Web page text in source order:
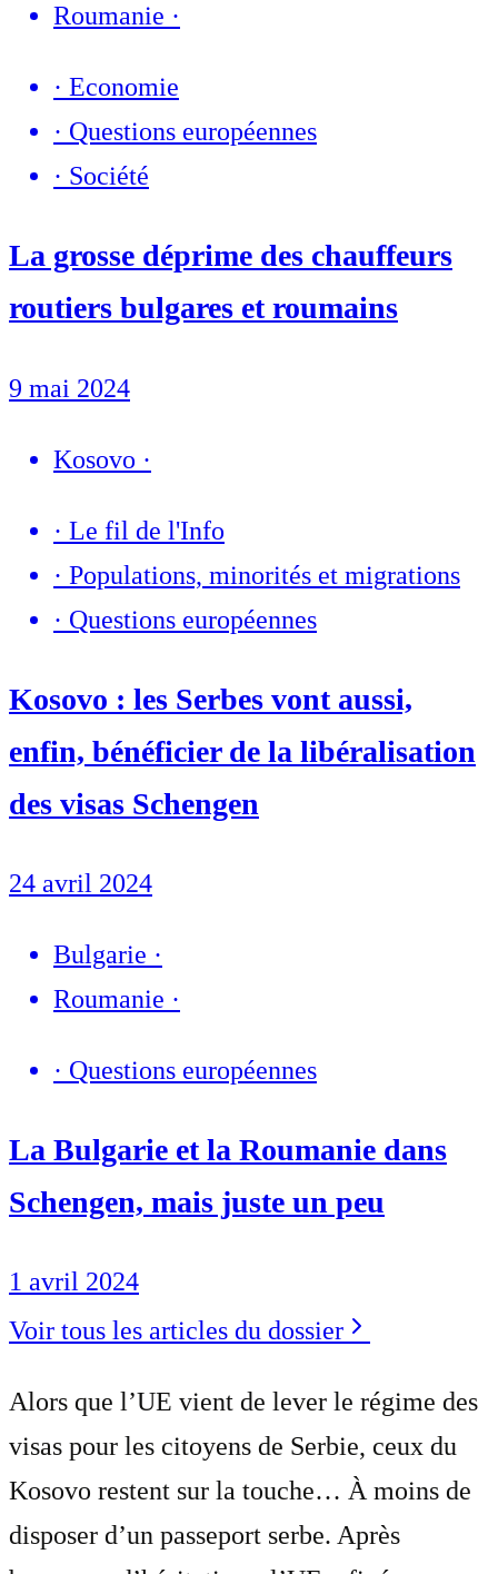
Roumanie ·
· Economie
· Questions européennes
· Société
La grosse déprime des chauffeurs
routiers bulgares et roumains
9 mai 2024
Kosovo ·
· Le fil de l'Info
· Populations, minorités et migrations
· Questions européennes
Kosovo : les Serbes vont aussi,
enfin, bénéficier de la libéralisation
des visas Schengen
24 avril 2024
Bulgarie ·
Roumanie ·
· Questions européennes
La Bulgarie et la Roumanie dans
Schengen, mais juste un peu
1 avril 2024
Voir tous les articles du dossier
Alors que l’UE vient de lever le régime des
visas pour les citoyens de Serbie, ceux du
Kosovo restent sur la touche… À moins de
disposer d’un passeport serbe. Après